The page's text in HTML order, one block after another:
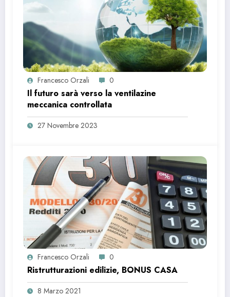
Francesco Orzali 0
Il futuro sarà verso la ventilazine
meccanica controllata
27 Novembre 2023
Francesco Orzali 0
Ristrutturazioni edilizie, BONUS CASA
8 Marzo 2021